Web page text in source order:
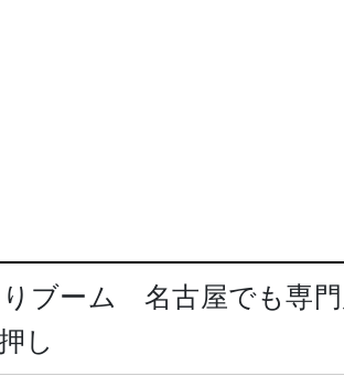
りブーム 名古屋でも専
し